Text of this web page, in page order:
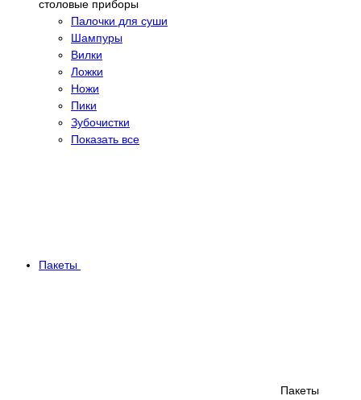
столовые приборы
Палочки для суши
Шампуры
Вилки
Ложки
Ножи
Пики
Зубочистки
Показать все
Пакеты
Пакеты